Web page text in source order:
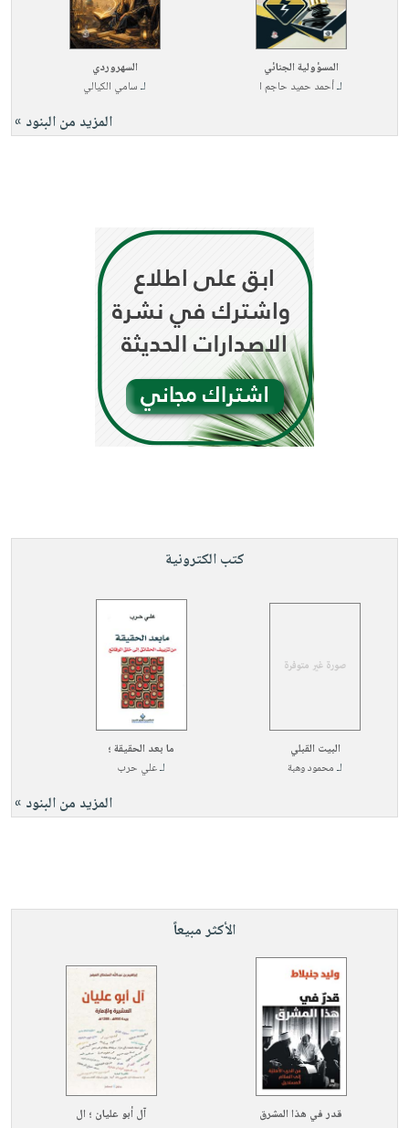
المسؤولية الجنائي
لـأحمد حميد حاجم ا
السهروردي
لـسامي الكيالي
المزيد من البنود »
كتب الكترونية
البيت القبلي
لـمحمود وهبة
ما بعد الحقيقة ؛
لـعلي حرب
المزيد من البنود »
الأكثر مبيعاً
قدر في هذا المشرق
آل أبو عليان ؛ ال